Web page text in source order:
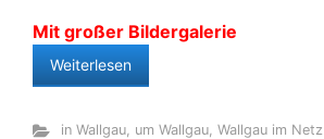
Mit großer Bildergalerie
Weiterlesen
in Wallgau, um Wallgau, Wallgau im Netz